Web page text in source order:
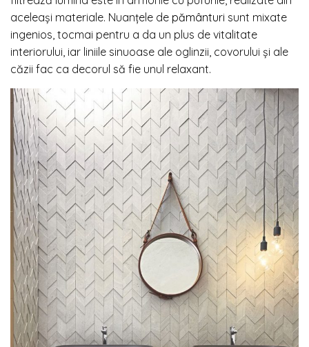
aceleași materiale. Nuanțele de pământuri sunt mixate
ingenios, tocmai pentru a da un plus de vitalitate
interiorului, iar liniile sinuoase ale oglinzii, covorului și ale
căzii fac ca decorul să fie unul relaxant.